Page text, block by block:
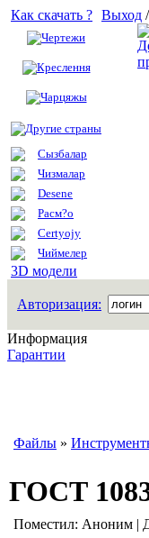
Как скачать ?
Чертежи
Креслення
Чарцяжы
Другие страны
Сызбалар
Чизмалар
Desene
Расм?о
Certyojy
Чиймелер
3D модели
Выход /
Авторизация:
Информация
Гарантии
Файлы »
ГОСТ
Поместил: Аноним |